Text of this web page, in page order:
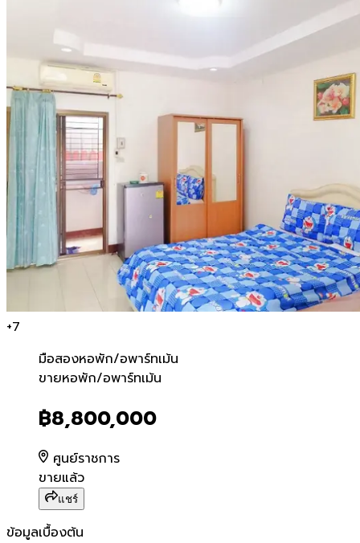
+7
มือสองหอพัก/อพาร์ทเม้น
ขายหอพัก/อพาร์ทเม้น
ขายหอพัก/อพาร์ทเม้น
฿8,800,000
ศูนย์ราชการ
ขายแล้ว
แชร์
ข้อมูลเบื้องต้น